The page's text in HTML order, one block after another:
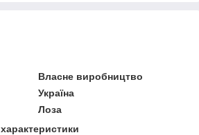
Власне виробництво
Україна
Лоза